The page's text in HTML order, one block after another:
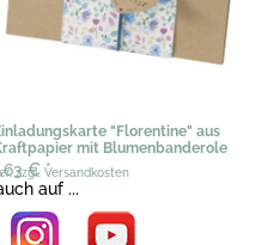
"Florentine" aus
mit Blumenbanderole
€*
zzgl. Versandkosten
auf ...